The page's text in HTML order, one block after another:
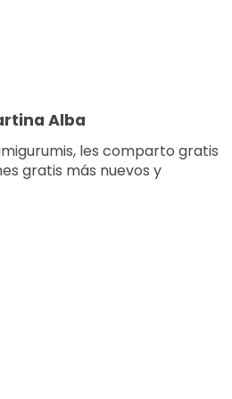
Alba
les comparto gratis
gratis más nuevos y